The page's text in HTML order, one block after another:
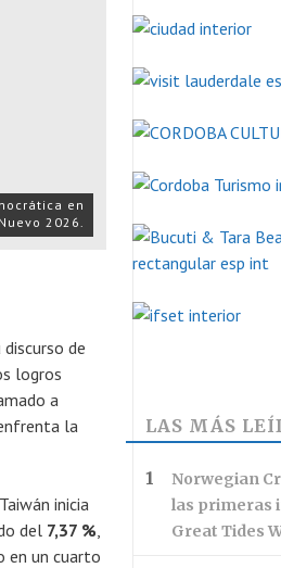
en
2026.
de
logros
a
la
inicia
del 7,37 %,
en un cuarto
LAS MÁS
Norwegian
las primeras
Great Tides